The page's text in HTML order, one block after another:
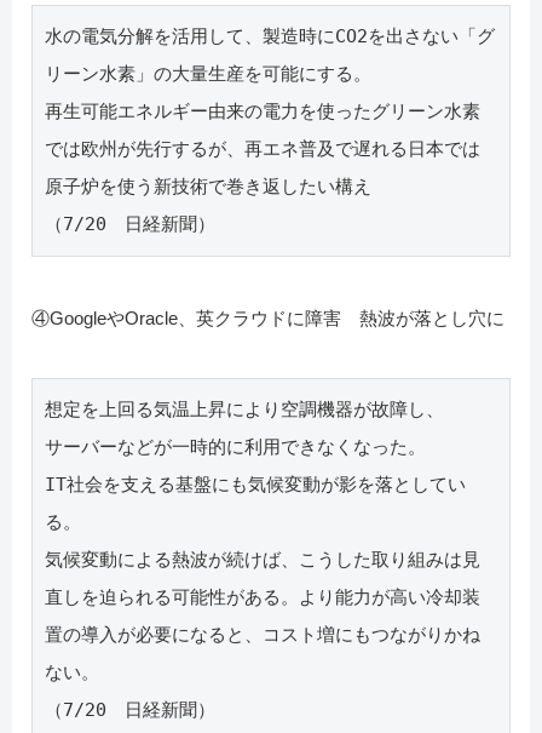
水の電気分解を活用して、製造時にCO2を出さない「グ
リーン水素」の大量生産を可能にする。
再生可能エネルギー由来の電力を使ったグリーン水素
では欧州が先行するが、再エネ普及で遅れる日本では
原子炉を使う新技術で巻き返したい構え
（7/20　日経新聞）
④GoogleやOracle、英クラウドに障害 熱波が落とし穴に
想定を上回る気温上昇により空調機器が故障し、
サーバーなどが一時的に利用できなくなった。
IT社会を支える基盤にも気候変動が影を落としてい
る。
気候変動による熱波が続けば、こうした取り組みは見
直しを迫られる可能性がある。より能力が高い冷却装
置の導入が必要になると、コスト増にもつながりかね
ない。
（7/20　日経新聞）